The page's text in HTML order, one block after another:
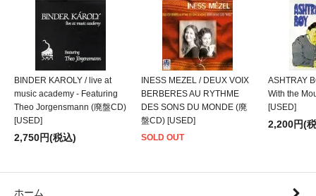
BINDER KAROLY / live at
music academy - Featuring
Theo Jorgensmann (廃盤CD)
[USED]
2,750円(税込)
INESS MEZEL / DEUX VOIX
BERBERES AU RYTHME
DES SONS DU MONDE (廃
盤CD) [USED]
SOLD OUT
ASHTRAY
With the
[USED]
2,200円(
ホーム